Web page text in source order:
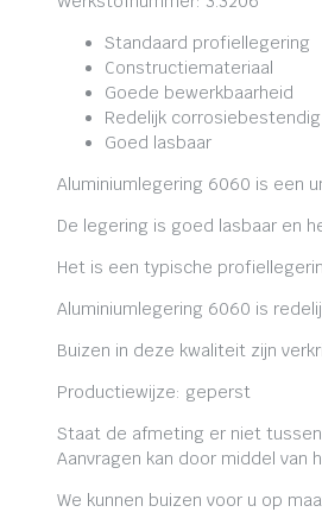
Standaard profiellegering
Constructiemateriaal
Goede bewerkbaarheid
Redelijk corrosiebestendig
Goed lasbaar
Aluminiumlegering 6060 is een
De legering is goed lasbaar en
Het is een typische
Aluminiumlegering 6060 is
Buizen in deze kwaliteit zijn
Productiewijze: geperst
Staat de afmeting er niet
Aanvragen kan door middel van
We kunnen buizen voor u op